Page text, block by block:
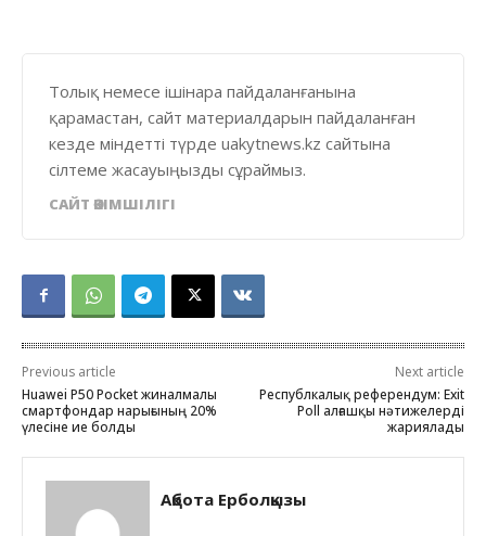
Толық немесе ішінара пайдаланғанына
қарамастан, сайт материалдарын пайдаланған
кезде міндетті түрде uakytnews.kz сайтына
сілтеме жасауыңызды сұраймыз.
САЙТ ӘКІМШІЛІГІ
Previous article
Huawei P50 Pocket жиналмалы
смартфондар нарығының 20%
үлесіне ие болды
Next article
Республкалық референдум: Exit
Poll алғашқы нәтижелерді
жариялады
Ақбота Ерболқызы